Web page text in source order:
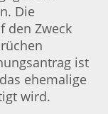
Die
den Zweck
ist
ehemalige
wird.